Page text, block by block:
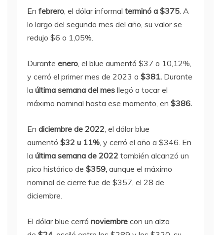
En febrero, el dólar informal terminó a $375. A
lo largo del segundo mes del año, su valor se
redujo $6 o 1,05%.
Durante enero, el blue aumentó $37 o 10,12%,
y cerró el primer mes de 2023 a $381. Durante
la última semana del mes llegó a tocar el
máximo nominal hasta ese momento, en $386.
En diciembre de 2022, el dólar blue
aumentó $32 u 11%, y cerró el año a $346. En
la última semana de 2022 también alcanzó un
pico histórico de $359, aunque el máximo
nominal de cierre fue de $357, el 28 de
diciembre.
El dólar blue cerró noviembre con un alza